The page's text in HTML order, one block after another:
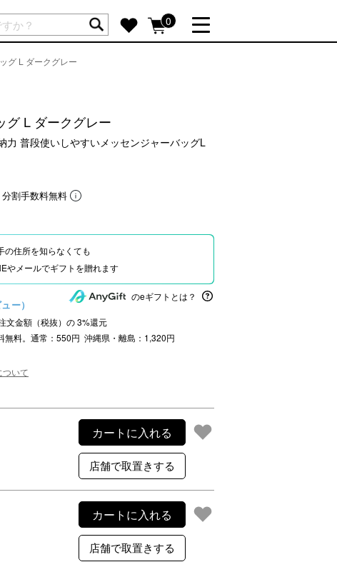
0
カートには商品が入っていません。
more
出産祝い
母の日ギフト
more
SUPPORT
ご利用案内
ギフトサービス
グ L ダークグレー
グ L ダークグレー
力 普段使いしやすいメッセンジャーバッグL
割手数料無料
の住所を知らなくても
やメールでギフトを贈れます
のeギフトとは？
ー）
文金額（税抜）の3%還元
無料。通常：550円 沖縄県・離島：1,320円
いて
カートに入れる
カートに入れる